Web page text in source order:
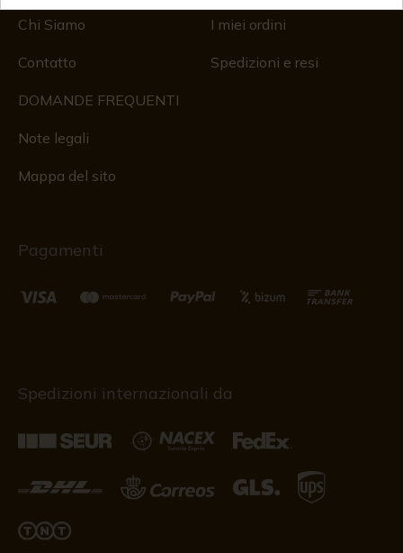
Chi Siamo
Contatto
DOMANDE FREQUENTI
Note legali
Mappa del sito
I miei ordini
Spedizioni e resi
Pagamenti
Spedizioni internazionali da